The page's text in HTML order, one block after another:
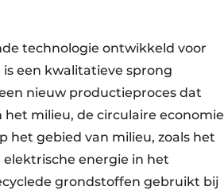
technologie ontwikkeld voor
een kwalitatieve sprong
nieuw productieproces dat
milieu, de circulaire economie
het gebied van milieu, zoals het
elektrische energie in het
grondstoffen gebruikt bij